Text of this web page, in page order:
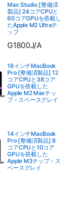
Mac Studio [整備済
製品] 24コアCPUと
60コアGPUを搭載し
たApple M2 Ultraチ
ップ
G1800J/A
16インチMacBook
Pro [整備済製品] 12
コアCPUと38コア
GPUを搭載した
Apple M2 Maxチッ
プ - スペースグレイ
14インチMacBook
Pro [整備済製品] 8
コアCPUと10コア
GPUを搭載した
Apple M3チップ - ス
ペースグレイ